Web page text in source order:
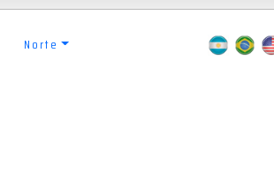
Norte